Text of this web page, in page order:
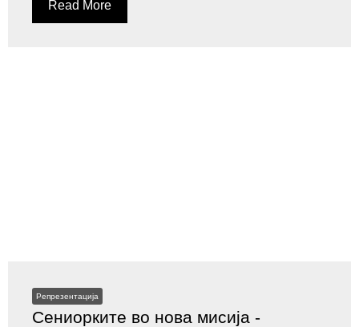
Read More
Репрезентација
Сениорките во нова мисија -